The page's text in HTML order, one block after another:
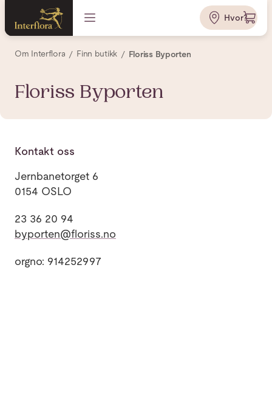
Hvor?
Om Interflora Finn butikk Floriss Byporten
Floriss Byporten
Kontakt oss
Jernbanetorget 6
0154 OSLO
23 36 20 94
byporten@floriss.no
orgno: 914252997